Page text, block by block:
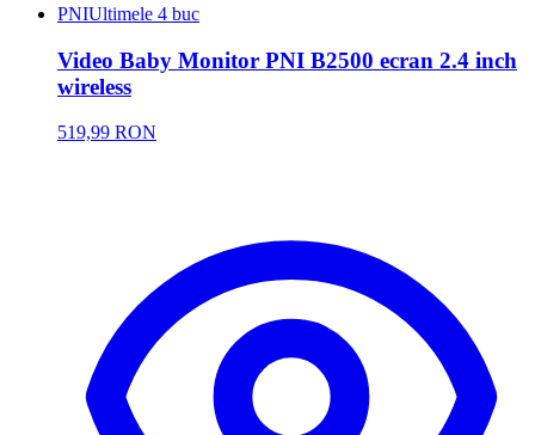
PNIUltimele 4 buc
Video Baby Monitor PNI B2500 ecran 2.4 inch
wireless
519,99 RON